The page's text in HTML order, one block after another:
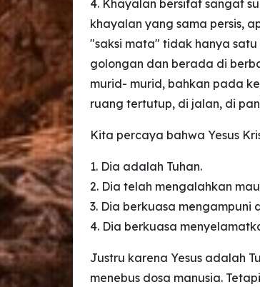
4. Khayalan bersifat sangat
khayalan yang sama persis,
"saksi mata" tidak hanya
golongan dan berada di
murid- murid, bahkan pada
ruang tertutup, di jalan, di
Kita percaya bahwa Yesus
1. Dia adalah Tuhan.
2. Dia telah mengalahkan
3. Dia berkuasa mengampuni
4. Dia berkuasa
Justru karena Yesus adalah
menebus dosa manusia.